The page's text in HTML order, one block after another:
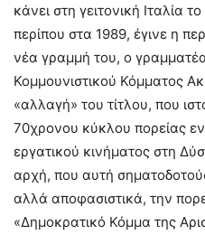
κάνει στη γειτονική Ιταλία
περίπου στα 1989, έγινε η
νέα γραμμή του, ο
Κομμουνιστικού Κόμματος
«αλλαγή» του τίτλου, που
70χρονου κύκλου πορείας
εργατικού κινήματος στη
αρχή, που αυτή
αλλά αποφασιστικά, την
«Δημοκρατικό Κόμμα της